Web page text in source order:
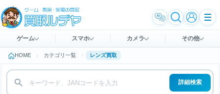
ゲーム スマホ カメラ その他
HOME カテゴリ一覧 レンズ買取
詳細検索